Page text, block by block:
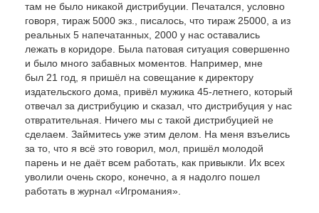
там не было никакой дистрибуции. Печатался, условно
говоря, тираж 5000 экз., писалось, что тираж 25000, а из
реальных 5 напечатанных, 2000 у нас оставались
лежать в коридоре. Была патовая ситуация совершенно
и было много забавных моментов. Например, мне
был 21 год, я пришёл на совещание к директору
издательского дома, привёл мужика 45-летнего, который
отвечал за дистрибуцию и сказал, что дистрибуция у нас
отвратительная. Ничего мы с такой дистрибуцией не
сделаем. Займитесь уже этим делом. На меня взъелись
за то, что я всё это говорил, мол, пришёл молодой
парень и не даёт всем работать, как привыкли. Их всех
уволили очень скоро, конечно, а я надолго пошел
работать в журнал «Игромания».